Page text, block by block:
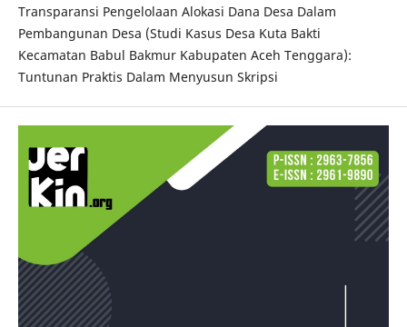
Transparansi Pengelolaan Alokasi Dana Desa Dalam
Pembangunan Desa (Studi Kasus Desa Kuta Bakti
Kecamatan Babul Bakmur Kabupaten Aceh Tenggara):
Tuntunan Praktis Dalam Menyusun Skripsi